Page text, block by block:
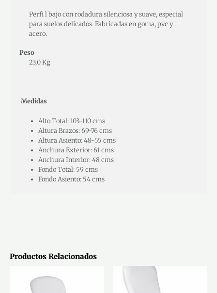
Perfi l bajo con rodadura silenciosa y suave, especial
para suelos delicados. Fabricadas en goma, pvc y
acero.
Peso
23,0 Kg
Medidas
Alto Total: 103-110 cms
Altura Brazos: 69-76 cms
Altura Asiento: 48-55 cms
Anchura Exterior: 61 cms
Anchura Interior: 48 cms
Fondo Total: 59 cms
Fondo Asiento: 54 cms
Productos Relacionados